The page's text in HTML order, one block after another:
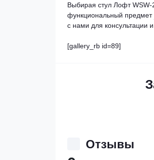
Выбирая стул Лофт
функциональный предмет
с нами для консультации
[gallery_rb id=89]
Отзывы